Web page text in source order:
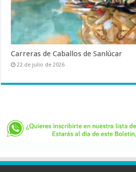
Carreras de Caballos de Sanlúcar
22 de julio de 2026